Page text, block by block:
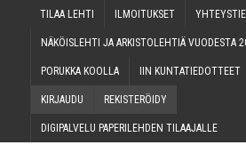
TILAA LEH­TI ILMOI­TUK­SET
NÄKÖIS­LEH­TI JA ARKIS­TO­LEH­TIÄ VUO­DES­TA
PORUK­KA KOOLLA IIN KUN­TA­TIE­DOT­TEET
KIR­JAU­DU REKIS­TE­RÖI­DY
DIGI­PAL­VE­LU PAPE­RI­LEH­DEN TILAAJALLE